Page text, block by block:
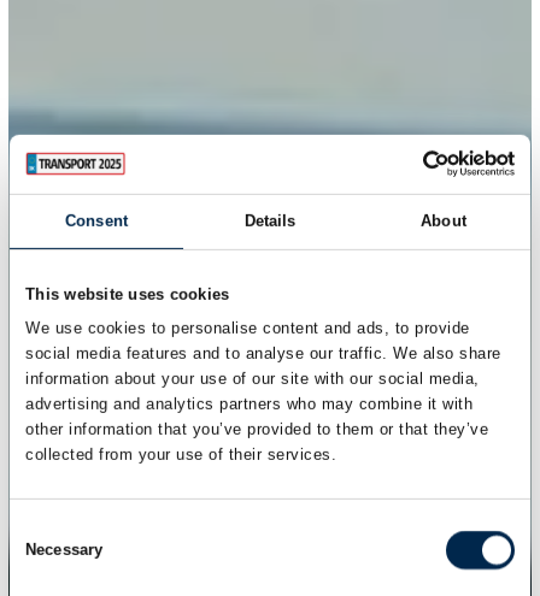
Consent Details About
This website uses cookies
We use cookies to personalise content and ads, to provide
social media features and to analyse our traffic. We also share
information about your use of our site with our social media,
advertising and analytics partners who may combine it with
other information that you’ve provided to them or that they’ve
collected from your use of their services.
Selection
Necessary